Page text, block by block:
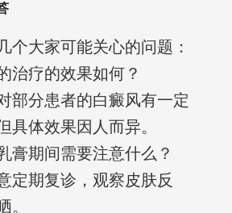
个大家可能关心的问题：
治疗的效果如何？
部分患者的白癜风有一定
具体效果因人而异。
膏期间需要注意什么？
定期复诊，观察皮肤反
。